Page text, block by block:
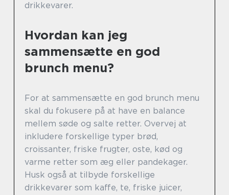
drikkevarer.
Hvordan kan jeg
sammensætte en god
brunch menu?
For at sammensætte en god brunch menu
skal du fokusere på at have en balance
mellem søde og salte retter. Overvej at
inkludere forskellige typer brød,
croissanter, friske frugter, oste, kød og
varme retter som æg eller pandekager.
Husk også at tilbyde forskellige
drikkevarer som kaffe, te, friske juicer,